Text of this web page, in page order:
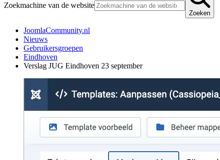
Zoekmachine van de website
Zoeken
JoomlaCommunity.nl
Nieuws
Gebruikersgroepen
Eindhoven
Verslag JUG Eindhoven 23 september